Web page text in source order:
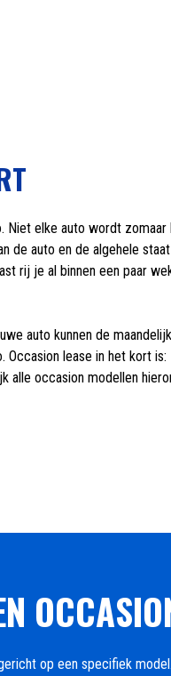
elke auto wordt
de auto en de algehele
rij je al binnen een paar
auto kunnen de
lease in het kort
alle occasion modellen
op een specifiek